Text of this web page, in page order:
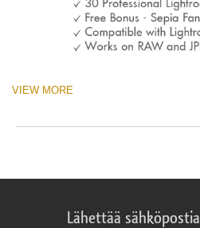
VIEW MORE
Lähettää sähköpostia